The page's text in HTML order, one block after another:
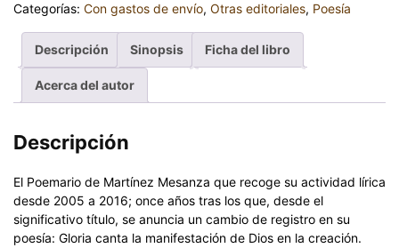
Categorías: Con gastos de envío, Otras editoriales, Poesía
Descripción Sinopsis Ficha del libro
Acerca del autor
Descripción
El Poemario de Martínez Mesanza que recoge su actividad lírica
desde 2005 a 2016; once años tras los que, desde el
significativo título, se anuncia un cambio de registro en su
poesía: Gloria canta la manifestación de Dios en la creación.